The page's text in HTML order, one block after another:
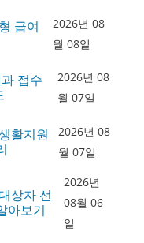
급여
2026년 08
월 08일
접수
2026년 08
월 07일
활지원
2026년 08
월 07일
상자 선
아보기
2026년
08월 06
일